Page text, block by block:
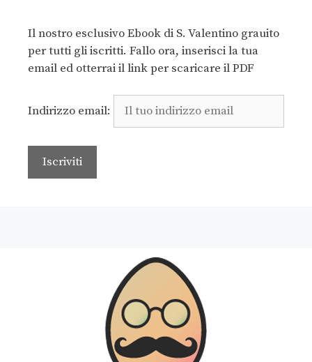
Il nostro esclusivo Ebook di S. Valentino grauito
per tutti gli iscritti. Fallo ora, inserisci la tua
email ed otterrai il link per scaricare il PDF
Indirizzo email: